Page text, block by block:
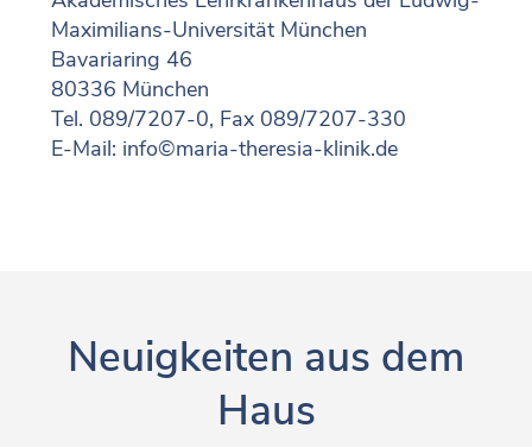
Maximilians-Universität München
Bavariaring 46
80336 München
Tel. 089/7207-0, Fax 089/7207-330
E-Mail: info©maria-theresia-klinik.de
Neuigkeiten aus dem
Haus